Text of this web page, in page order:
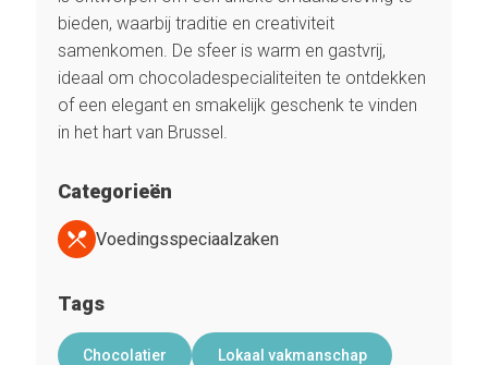
bieden, waarbij traditie en creativiteit
samenkomen. De sfeer is warm en gastvrij,
ideaal om chocoladespecialiteiten te ontdekken
of een elegant en smakelijk geschenk te vinden
in het hart van Brussel.
Categorieën
Voedingsspeciaalzaken
Tags
Chocolatier Lokaal vakmanschap